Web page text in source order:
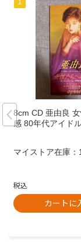
8cm CD 亜由良
感 80年代アイド
マイストア在庫：
税込
カートに